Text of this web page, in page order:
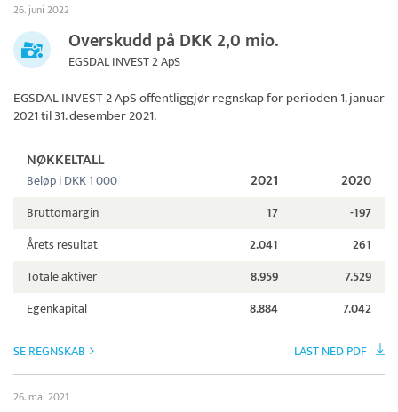
26. juni 2022
Overskudd på DKK 2,0 mio.
EGSDAL INVEST 2 ApS
EGSDAL INVEST 2 ApSoffentliggjør regnskap for perioden 1. januar
2021 til 31. desember 2021.
NØKKELTALL
Beløp i DKK 1 000 2021 2020
Bruttomargin 17
-197
Årets resultat
2.041
261
Totale aktiver
8.959
7.529
Egenkapital
8.884 7.042
SE REGNSKAB LAST NED PDF
26. mai 2021